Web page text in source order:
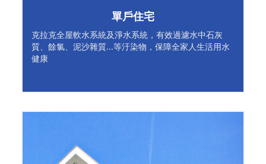
單戶住宅
克拉克全屋軟水系統及淨水系統，有效過濾水中石灰
質、餘氯、泥沙雜質...等汙染物，保障全家人生活用水
健康